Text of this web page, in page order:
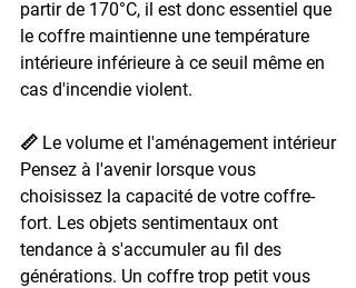
partir de 170°C, il est donc essentiel que
le coffre maintienne une température
intérieure inférieure à ce seuil même en
cas d'incendie violent.
📏 Le volume et l'aménagement intérieur
Pensez à l'avenir lorsque vous
choisissez la capacité de votre coffre-
fort. Les objets sentimentaux ont
tendance à s'accumuler au fil des
générations. Un coffre trop petit vous